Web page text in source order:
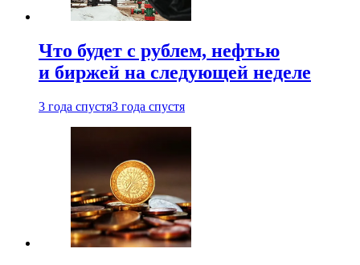
Что будет с рублем, нефтью
и биржей на следующей неделе
3 года спустя3 года спустя